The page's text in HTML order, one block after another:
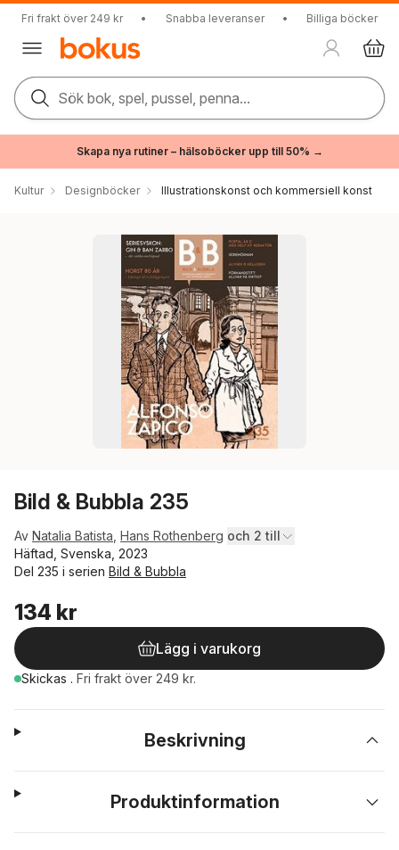
Fri frakt över 249 kr • Snabba leveranser • Billiga böcker
Sök bok, spel, pussel, penna...
Skapa nya rutiner – hälsoböcker upp till 50% →
Kultur Designböcker Illustrationskonst och kommersiell konst
Bild & Bubbla 235
Av Natalia Batista Hans Rothenberg och 2 till
Häftad, Svenska, 2023
Del 235 i serien Bild & Bubbla
134 kr
Lägg i varukorg
Skickas . Fri frakt över 249 kr.
Beskrivning
Produktinformation